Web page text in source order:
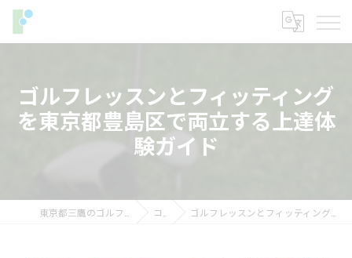
ゴルフレッスンとフィッティング
を東京都豊島区で両立する上達体
験ガイド
コラム ゴルフレッスンとフィッティングを東京都豊島区で両立する上達体験ガイド